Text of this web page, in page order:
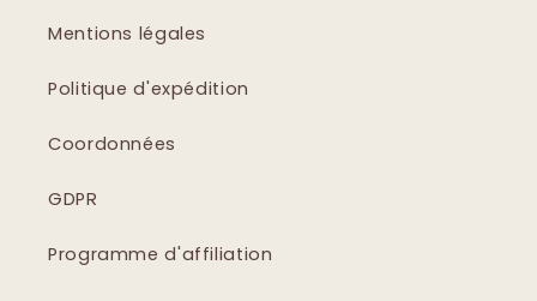
Mentions légales
Politique d'expédition
Coordonnées
GDPR
Programme d'affiliation